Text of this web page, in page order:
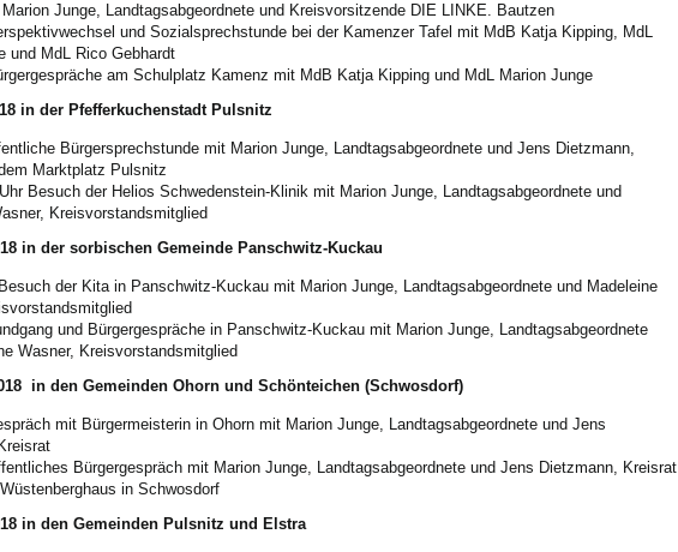
Marion Junge, Landtagsabgeordnete und Kreisvorsitzende DIE LINKE. Bautzen
und Sozialsprechstunde bei der Kamenzer Tafel mit MdB Katja Kipping, MdL
und MdL Rico Gebhardt
am Schulplatz Kamenz mit MdB Katja Kipping und MdL Marion Junge
in der Pfefferkuchenstadt Pulsnitz
Bürgersprechstunde mit Marion Junge, Landtagsabgeordnete und Jens Dietzmann,
Marktplatz Pulsnitz
Besuch der Helios Schwedenstein-Klinik mit Marion Junge, Landtagsabgeordnete und
Kreisvorstandsmitglied
in der sorbischen Gemeinde Panschwitz-Kuckau
der Kita in Panschwitz-Kuckau mit Marion Junge, Landtagsabgeordnete und Madeleine
und Bürgergespräche in Panschwitz-Kuckau mit Marion Junge, Landtagsabgeordnete
Wasner, Kreisvorstandsmitglied
in den Gemeinden Ohorn und Schönteichen (Schwosdorf)
mit Bürgermeisterin in Ohorn mit Marion Junge, Landtagsabgeordnete und Jens
Bürgergespräch mit Marion Junge, Landtagsabgeordnete und Jens Dietzmann, Kreisrat
in Schwosdorf
in den Gemeinden Pulsnitz und Elstra